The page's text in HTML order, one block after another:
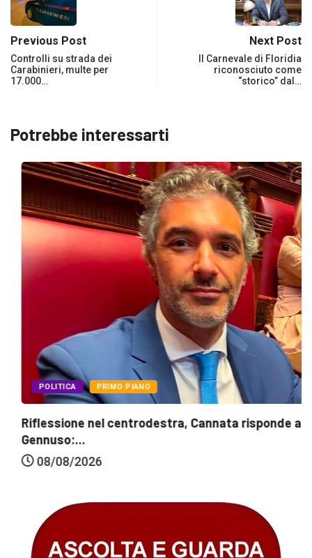
Previous Post
Controlli su strada dei
Carabinieri, multe per
17.000…
Next Post
Il Carnevale di Floridia
riconosciuto come
“storico” dal…
Potrebbe interessarti
POLITICA PRIMO PIANO
Riflessione nel centrodestra, Cannata risponde a
Gennuso:...
08/08/2026